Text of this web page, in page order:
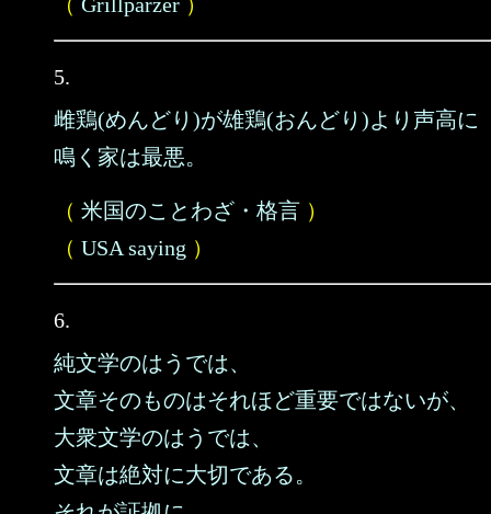
5.
雌鶏(めんどり)が雄鶏(おんどり)より声高に
鳴く家は最悪。
（ 米国のことわざ・格言 ）
（ USA saying ）
6.
純文学のはうでは、
文章そのものはそれほど重要ではないが、
大衆文学のはうでは、
文章は絶対に大切である。